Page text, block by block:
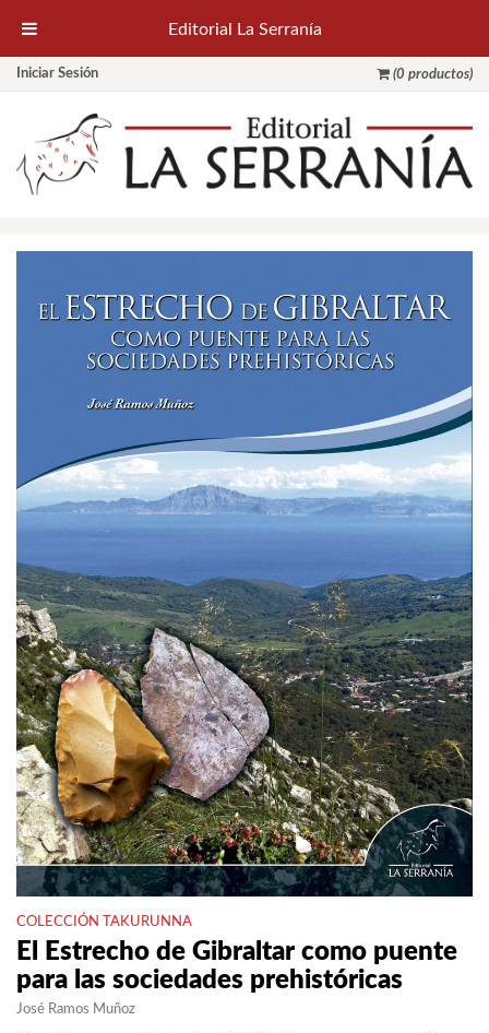
Iniciar Sesión (0 productos)
COLECCIÓN TAKURUNNA
El Estrecho de Gibraltar como puente
para las sociedades prehistóricas
José Ramos Muñoz
Editorial La Serranía